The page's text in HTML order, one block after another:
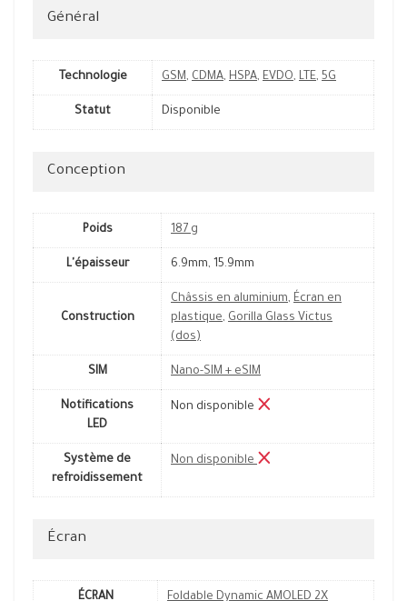
Général
Technologie GSM, CDMA, HSPA, EVDO, LTE, 5G
Statut Disponible
Conception
Poids 187 g
L'épaisseur 6.9mm, 15.9mm
Construction
Châssis en aluminium, Écran en
plastique, Gorilla Glass Victus
(dos)
SIM Nano-SIM + eSIM
Notifications
LED
Non disponible
Système de
refroidissement
Non disponible
Écran
ÉCRAN Foldable Dynamic AMOLED 2X